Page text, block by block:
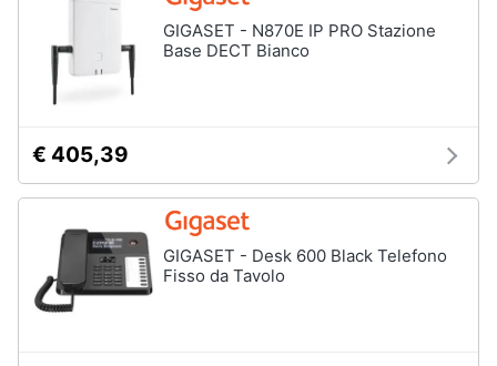
GIGASET - N870E IP PRO Stazione
Base DECT Bianco
€ 405,39
GIGASET - Desk 600 Black Telefono
Fisso da Tavolo